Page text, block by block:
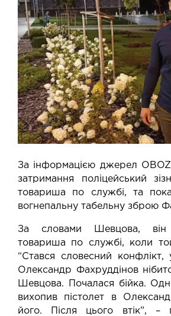
За інформацією джерел
затримання поліцейський
товариша по службі, та
вогнепальну табельну зброю
За словами Шевцова,
товариша по службі, коли
“Стався словесний
Олександр Фахруддінов
Шевцова. Почалася бійка.
вихопив пістолет в
його. Після цього втік”, –